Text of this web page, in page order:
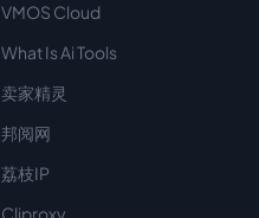
VMOS Cloud
What Is Ai Tools
卖家精灵
邦阅网
荔枝IP
Cliproxy